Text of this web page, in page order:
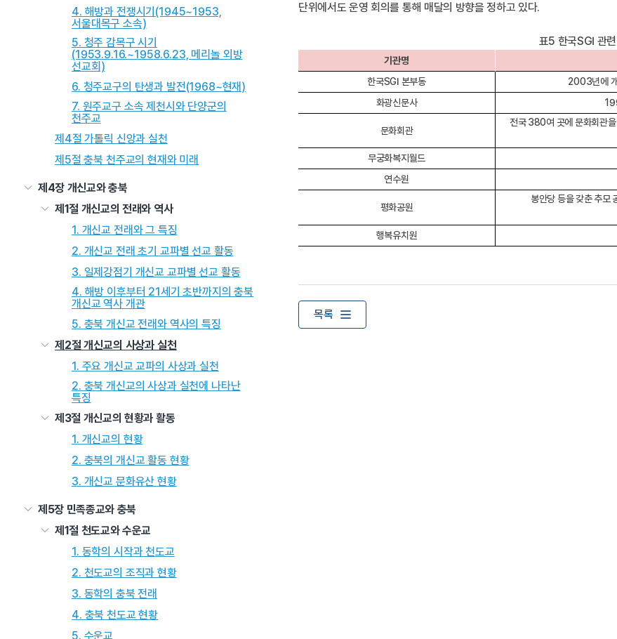
4. 해방과 전쟁시기(1945~1953,
서울대목구 소속)
5. 청주 감목구 시기
(1953.9.16.~1958.6.23, 메리놀 외방
선교회)
6. 청주교구의 탄생과 발전(1968~현재)
7. 원주교구 소속 제천시와 단양군의
천주교
제4절 가톨릭 신앙과 실천
제5절 충북 천주교의 현재와 미래
제4장 개신교와 충북
제1절 개신교의 전래와 역사
1. 개신교 전래와 그 특징
2. 개신교 전래 초기 교파별 선교 활동
3. 일제강점기 개신교 교파별 선교 활동
4. 해방 이후부터 21세기 초반까지의 충북
개신교 역사 개관
5. 충북 개신교 전래와 역사의 특징
제2절 개신교의 사상과 실천
1. 주요 개신교 교파의 사상과 실천
2. 충북 개신교의 사상과 실천에 나타난
특징
제3절 개신교의 현황과 활동
1. 개신교의 현황
2. 충북의 개신교 활동 현황
3. 개신교 문화유산 현황
제5장 민족종교와 충북
제1절 천도교와 수운교
1. 동학의 시작과 천도교
2. 천도교의 조직과 현황
3. 동학의 충북 전래
4. 충북 천도교 현황
5. 수운교
단위에서도 운영 회의를 통해 매달의 방향을 정하고 있다.
표5 한국SGI 관
기관명
한국SGI 본부동
2003년에
화광신문사
문화회관
전국 380여 곳에 문화회관을
무궁화복지월드
연수원
평화공원
봉안당 등을 갖춘 추모
행복유치원
목록